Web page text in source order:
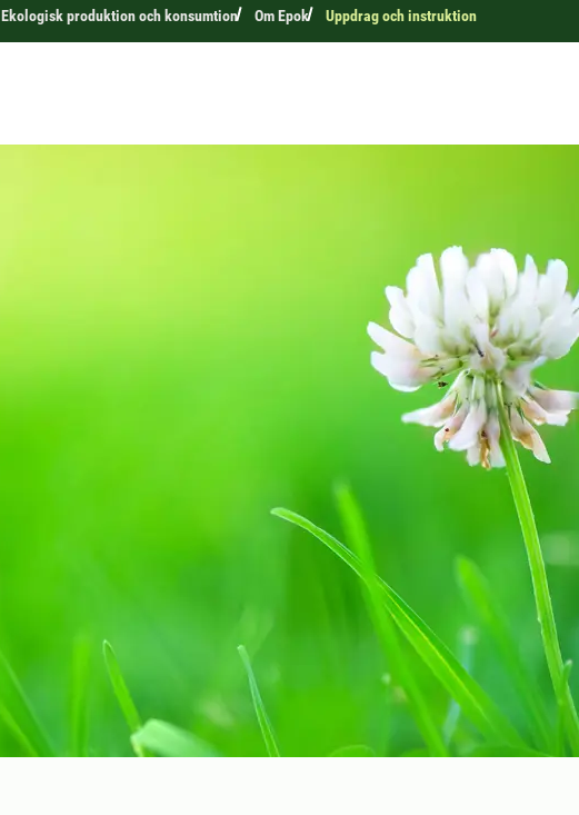
Ekologisk produktion och konsumtion Om Epok Uppdrag och instruktion